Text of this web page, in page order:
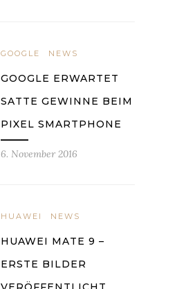
GOOGLE NEWS
GOOGLE ERWARTET
SATTE GEWINNE BEIM
PIXEL SMARTPHONE
6. November 2016
HUAWEI NEWS
HUAWEI MATE 9 –
ERSTE BILDER